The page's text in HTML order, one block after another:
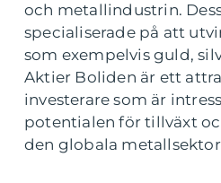
och metallindustrin.
specialiserade på att
som exempelvis guld,
Aktier Boliden är ett
investerare som är
potentialen för tillväxt
den globala